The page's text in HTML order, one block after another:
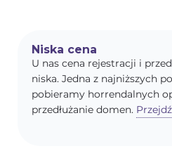
Niska cena
U nas cena rejestracji i
niska. Jedna z najniższych
pobieramy horrendalnych
przedłużanie domen.